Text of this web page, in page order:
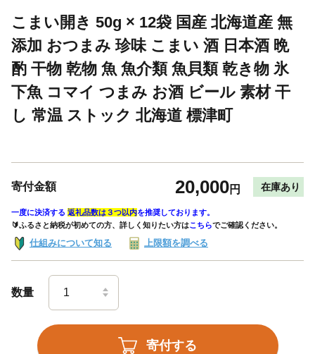
こまい開き 50g × 12袋 国産 北海道産 無
添加 おつまみ 珍味 こまい 酒 日本酒 晩
酌 干物 乾物 魚 魚介類 魚貝類 乾き物 氷
下魚 コマイ つまみ お酒 ビール 素材 干
し 常温 ストック 北海道 標津町
寄付金額 20,000円 在庫あり
一度に決済する 返礼品数は３つ以内を推奨しております。
🔰ふるさと納税が初めての方、詳しく知りたい方はこちらでご確認ください。
仕組みについて知る 上限額を調べる
数量
寄付する